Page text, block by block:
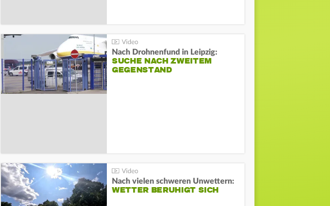
Nach Drohnenfund in Leipzig:
SUCHE NACH ZWEITEM
GEGENSTAND
Nach vielen schweren Unwettern:
WETTER BERUHIGT SICH